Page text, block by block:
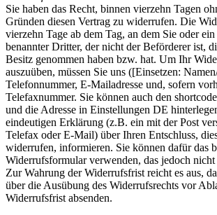
Sie haben das Recht, binnen vierzehn Tagen
Gründen diesen Vertrag zu widerrufen. Die
vierzehn Tage ab dem Tag, an dem Sie oder
benannter Dritter, der nicht der Beförderer ist,
Besitz genommen haben bzw. hat. Um Ihr
auszuüben, müssen Sie uns ([Einsetzen:
Telefonnummer, E-Mailadresse und, sofern
Telefaxnummer. Sie können auch den
und die Adresse in Einstellungen DE
eindeutigen Erklärung (z.B. ein mit der Post
Telefax oder E-Mail) über Ihren Entschluss,
widerrufen, informieren. Sie können dafür das
Widerrufsformular verwenden, das jedoch
Zur Wahrung der Widerrufsfrist reicht es aus,
über die Ausübung des Widerrufsrechts vor
Widerrufsfrist absenden.